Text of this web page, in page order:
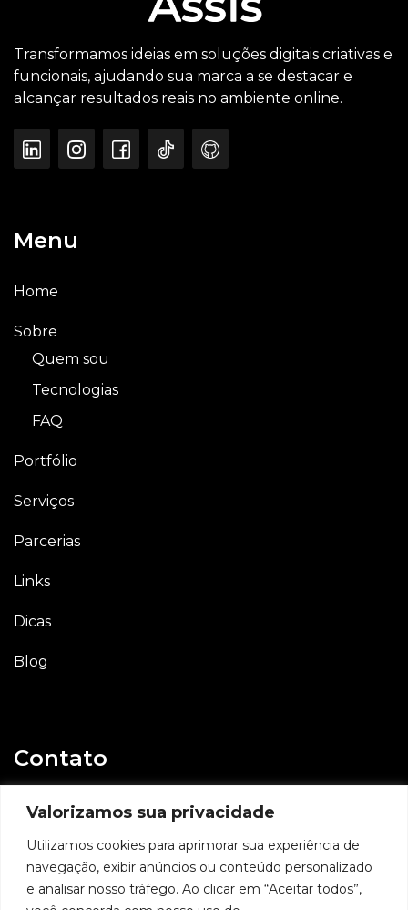
Valorizamos sua privacidade
Utilizamos cookies para aprimorar sua experiência de
navegação, exibir anúncios ou conteúdo personalizado
e analisar nosso tráfego. Ao clicar em “Aceitar todos”,
Transformamos ideias em soluções digitais criativas e
funcionais, ajudando sua marca a se destacar e
alcançar resultados reais no ambiente online.
Menu
Home
Sobre
Quem sou
Tecnologias
FAQ
Portfólio
Serviços
Parcerias
Links
Dicas
Blog
Contato
E-mail
Whatsapp